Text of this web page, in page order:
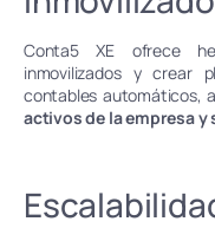
Conta5 XE ofrece
inmovilizados y crear
contables automáticos,
activos de la empresa y